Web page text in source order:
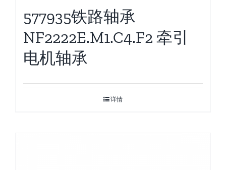
577935铁路轴承
NF2222E.M1.C4.F2 牵引
电机轴承
详情